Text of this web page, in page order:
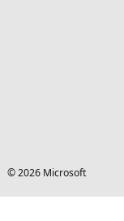
© 2026 Microsoft